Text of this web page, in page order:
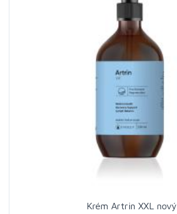
Krém Artrin XXL nový